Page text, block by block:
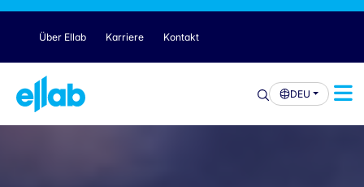
Über Ellab Karriere Kontakt
DEU